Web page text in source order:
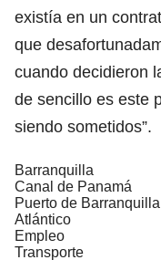
existía en un
que
cuando decidieron
de sencillo es este
siendo sometidos”.
Barranquilla
Canal de Panamá
Puerto de Barranquilla
Atlántico
Empleo
Transporte